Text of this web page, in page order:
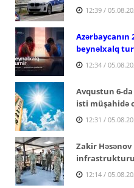
12:39 /
Azərbaycanın
beynəlxalq
12:34 /
Avqustun 6-da
isti müşahidə
12:31 /
Zakir
12:14 /